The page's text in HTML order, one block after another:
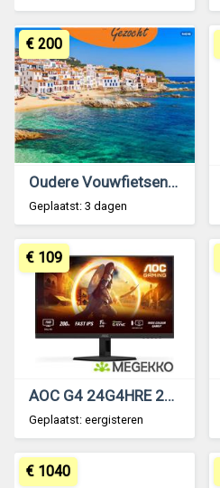
Oudere Vouwfietsen Gezocht voor de Camper
Geplaatst: 3 dagen
€ 200
AOC G4 24G4HRE 200Hz Full HD Fast IPS monitor
Geplaatst: eergisteren
€ 109
€ 1040